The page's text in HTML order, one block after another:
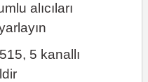
alıcıları
5 kanallı